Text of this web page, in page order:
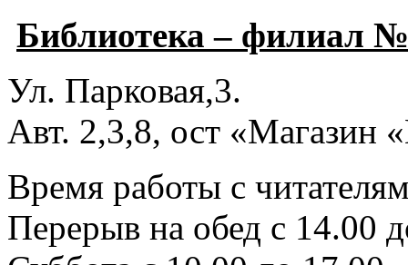
Библиотека – филиал
Ул. Парковая,3.
Авт. 2,3,8, ост «Магазин
Время работы с
Перерыв на обед с 14.00